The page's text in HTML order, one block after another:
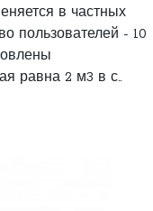
в частных
пользователей - 10
равна 2 м3 в с..